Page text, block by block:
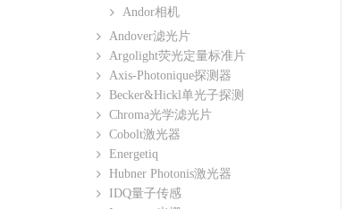
Andor相机
Andover滤光片
Argolight荧光定量标准片
Axis-Photonique探测器
Becker&Hickl单光子探测
Chroma光学滤光片
Cobolt激光器
Energetiq
Hubner Photonis激光器
IDQ量子传感